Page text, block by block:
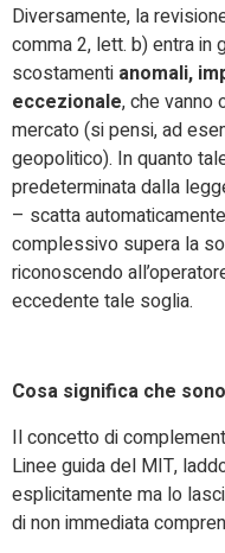
Diversamente, la
comma 2, lett. b) entra in
scostamenti anomali,
eccezionale, che vanno
mercato (si pensi, ad
geopolitico). In quanto
predeterminata dalla
– scatta
complessivo supera la
riconoscendo
eccedente tale soglia.
Cosa significa che
Il concetto di
Linee guida del MIT,
esplicitamente ma lo
di non immediata